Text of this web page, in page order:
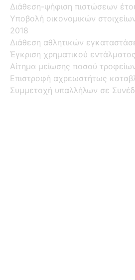
Διάθεση-ψήφιση πιστώσεων
Υποβολή οικονομικών
2018
Διάθεση αθλητικών
Έγκριση χρηματικού
Αίτημα μείωσης ποσού
Επιστροφή αχρεωστήτως
Συμμετοχή υπαλλήλων σε